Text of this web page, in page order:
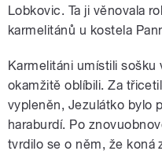
Lobkovic. Ta ji věnovala
karmelitánů u kostela
Karmelitáni umístili sošku
okamžitě oblíbili. Za
vypleněn, Jezulátko bylo
haraburdí. Po
tvrdilo se o něm, že koná